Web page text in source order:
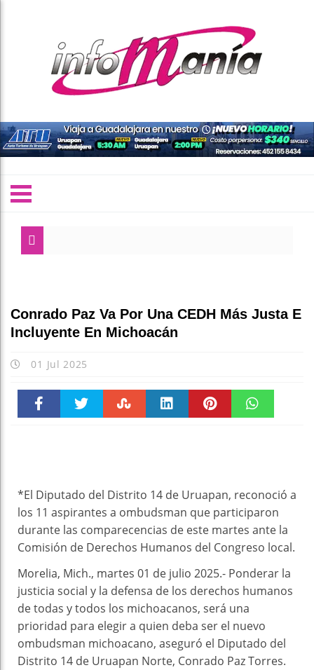
Conrado Paz Va Por Una CEDH Más Justa E
Incluyente En Michoacán
01 Jul 2025
*El Diputado del Distrito 14 de Uruapan, reconoció a
los 11 aspirantes a ombudsman que participaron
durante las comparecencias de este martes ante la
Comisión de Derechos Humanos del Congreso local.
Morelia, Mich., martes 01 de julio 2025.- Ponderar la
justicia social y la defensa de los derechos humanos
de todas y todos los michoacanos, será una
prioridad para elegir a quien deba ser el nuevo
ombudsman michoacano, aseguró el Diputado del
Distrito 14 de Uruapan Norte, Conrado Paz Torres.